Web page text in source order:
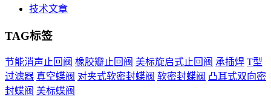
技术文章
TAG标签
节能消声止回阀 橡胶瓣止回阀 美标旋启式止回阀 承插焊 T型
过滤器 真空蝶阀 对夹式软密封蝶阀 软密封蝶阀 凸耳式双向密
封蝶阀 美标蝶阀